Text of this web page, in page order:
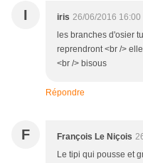
I iris 26/06/2016 16:00
les branches d'osier
reprendront <br />
<br /> bisous
Répondre
F François Le Niçois
Le tipi qui pousse et